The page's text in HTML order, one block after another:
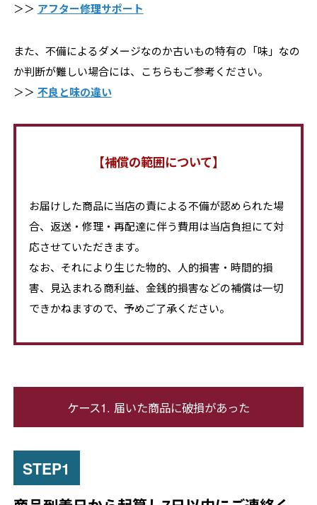
＞＞ アフター修理サポート
また、不備によるダメージなのか古いもの特有の「味」なの
か判断が難しい場合には、こちらもご参考ください。
＞＞ 不良と味の違い
【補償の範囲について】
お届けした商品に当店の責による不備が認められた場
合、返送・修理・再配達に伴う費用は当店負担にて対
応させていただきます。
なお、それにより生じた物的、人的損害・時間的損
害、見込まれる商利益、金銭的損害などの補償は一切
できかねますので、予めご了承ください。
ケース1. 届いた商品に破損があった